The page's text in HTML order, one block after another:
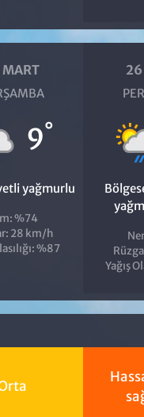
MART
9°
yağmurlu
%74
28 km/h
%87
26
Yağış